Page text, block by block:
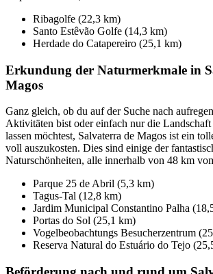
Ribagolfe (22,3 km)
Santo Estêvão Golfe (14,3 km)
Herdade do Catapereiro (25,1 km)
Erkundung der Naturmerkmale in
Magos
Ganz gleich, ob du auf der Suche nach
Aktivitäten bist oder einfach nur die
lassen möchtest, Salvaterra de Magos ist ein
voll auszukosten. Dies sind einige der
Naturschönheiten, alle innerhalb von 48 km
Parque 25 de Abril (5,3 km)
Tagus-Tal (12,8 km)
Jardim Municipal Constantino Palha
Portas do Sol (25,1 km)
Vogelbeobachtungs Besucherzentrum
Reserva Natural do Estuário do Tejo